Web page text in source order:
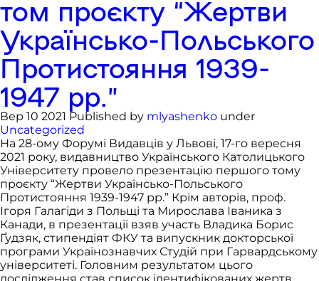
том проєкту “Жертви
Українсько-Польського
Протистояння 1939-
1947 рр.”
Вер 10 2021 Published by mlyashenko under
Uncategorized
На 28-ому Форумі Видавців у Львові, 17-го вересня
2021 року, видавництво Українського Католицького
Університету провело презентацію першого тому
проєкту “Жертви Українсько-Польського
Протистояння 1939-1947 рр.” Крім авторів, проф.
Ігоря Галагіди з Польщі та Мирослава Іваника з
Канади, в презентації взяв участь Владика Борис
Ґудзяк, стипендіят ФКУ та випускник докторської
програми Українознавчих Студій при Гарвардському
університеті. Головним результатом цього